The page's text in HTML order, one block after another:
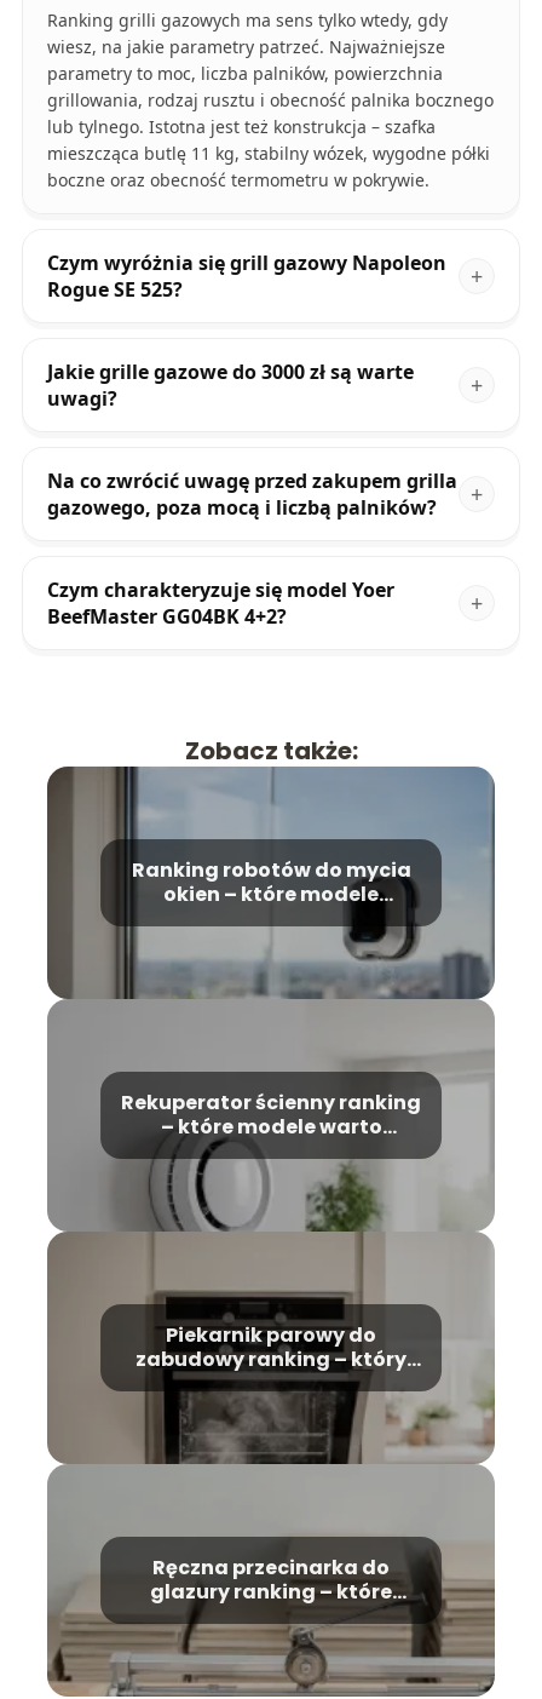
Ranking grilli gazowych ma sens tylko wtedy, gdy
wiesz, na jakie parametry patrzeć. Najważniejsze
parametry to moc, liczba palników, powierzchnia
grillowania, rodzaj rusztu i obecność palnika bocznego
lub tylnego. Istotna jest też konstrukcja – szafka
mieszcząca butlę 11 kg, stabilny wózek, wygodne półki
boczne oraz obecność termometru w pokrywie.
Czym wyróżnia się grill gazowy Napoleon
Rogue SE 525?
Jakie grille gazowe do 3000 zł są warte
uwagi?
Na co zwrócić uwagę przed zakupem grilla
gazowego, poza mocą i liczbą palników?
Czym charakteryzuje się model Yoer
BeefMaster GG04BK 4+2?
Zobacz także:
Ranking robotów do mycia
okien – które modele
Rekuperator ścienny ranking
– które modele warto
wybrać?
Piekarnik parowy do
zabudowy ranking – który
model wybrać?
Ręczna przecinarka do
glazury ranking – które
modele warto kupić?